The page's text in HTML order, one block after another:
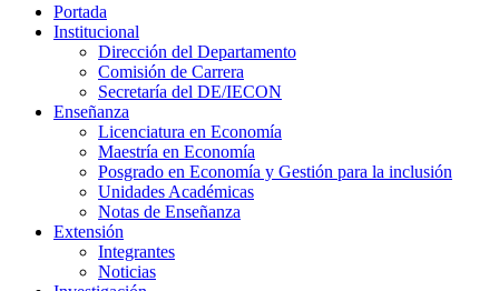
Portada
Institucional
Dirección del Departamento
Comisión de Carrera
Secretaría del DE/IECON
Enseñanza
Licenciatura en Economía
Maestría en Economía
Posgrado en Economía y Gestión para la inclusión
Unidades Académicas
Notas de Enseñanza
Extensión
Integrantes
Noticias